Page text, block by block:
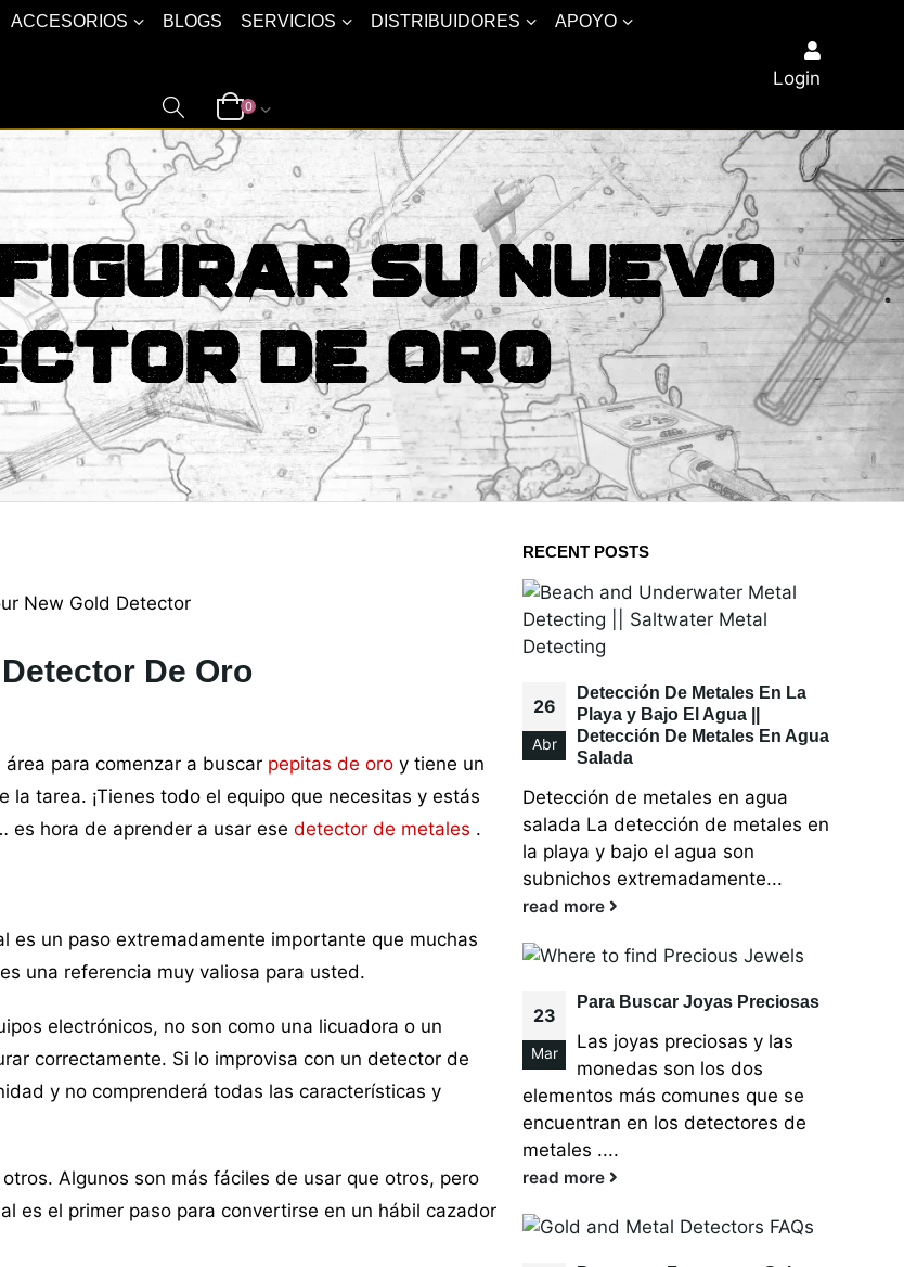
ACCESORIOS BLOGS SERVICIOS DISTRIBUIDORES APOYO
0
Login
Su Nuevo
De Oro
De Oro
para comenzar a buscar pepitas de oro y tiene un
la tarea. ¡Tienes todo el equipo que necesitas y estás
es hora de aprender a usar ese detector de metales .
es un paso extremadamente importante que muchas
una referencia muy valiosa para usted.
electrónicos, no son como una licuadora o un
correctamente. Si lo improvisa con un detector de
y no comprenderá todas las características y
Algunos son más fáciles de usar que otros, pero
es el primer paso para convertirse en un hábil cazador
RECENT POSTS
26
Abr
Detección De Metales En La
Playa y Bajo El Agua ||
Detección De Metales En Agua
Salada
Detección de metales en agua
salada La detección de metales en
la playa y bajo el agua son
subnichos extremadamente...
read more
23
Mar
Para Buscar Joyas Preciosas
Las joyas preciosas y las
monedas son los dos
elementos más comunes que se
encuentran en los detectores de
metales ....
read more